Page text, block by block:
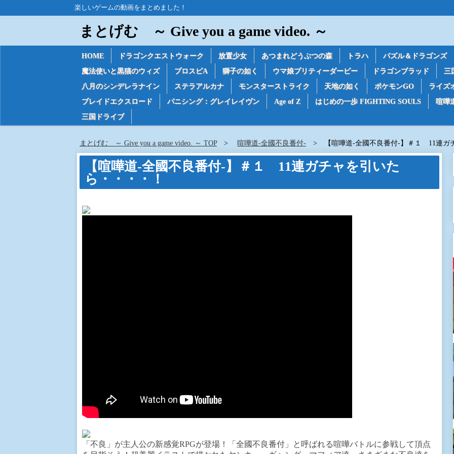
楽しいゲームの動画をまとめました！
まとげむ ～ Give you a game video. ～
HOME ドラゴンクエストウォーク 放置少女 あつまれどうぶつの森 トラハ
パズル＆ドラゴンズ
魔法使いと黒猫のウィズ
プロスピA 獅子の如く ウマ娘プリティーダービー ドラゴンブラッド
三
八月のシンデレラナイン
ステラアルカナ モンスターストライク 天地の如く ポケモンGO
ライズ
ブレイドエクスロード
パニシング：グレイレイヴン Age of Z はじめの一歩 FIGHTING SOULS
喧嘩
三国ドライブ
まとげむ ～ Give you a game video. ～ TOP 喧嘩道-全國不良番付- 【喧嘩道-全國不良番付-】＃１ 11連ガ
【喧嘩道-全國不良番付-】＃１ 11連ガチャを引いた
ら・・・・！
「不良」が主人公の新感覚RPGが登場！「全國不良番付」と呼ばれる喧嘩バトルに参戦して頂点